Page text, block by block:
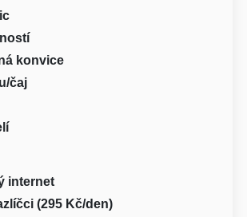
konvice
čaj
internet
(295 Kč/den)